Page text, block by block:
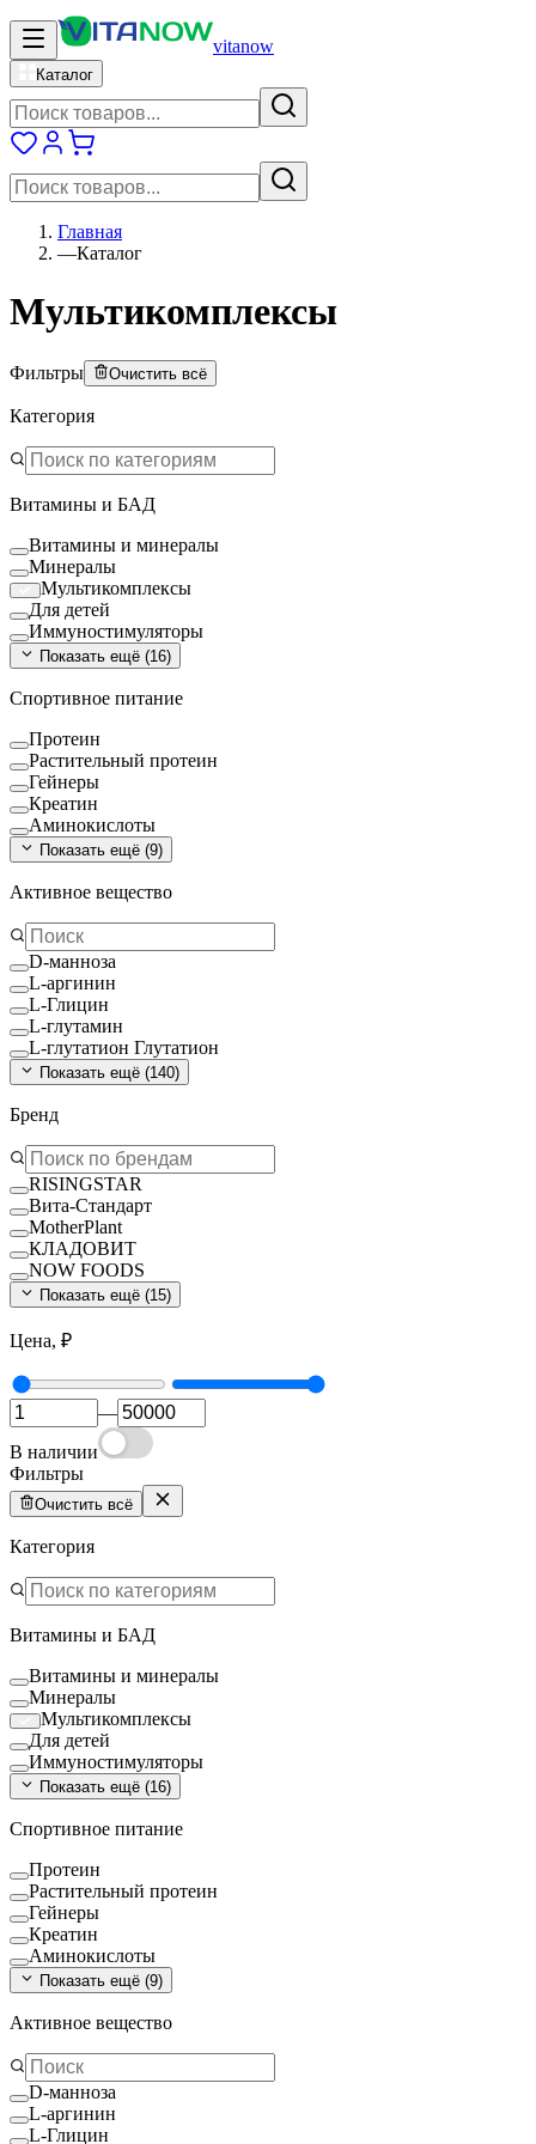
vitanow
Каталог
Главная
—Каталог
Мультикомплексы
Фильтры Очистить всё
Категория
Витамины и БАД
Витамины и минералы
Минералы
Мультикомплексы
Для детей
Иммуностимуляторы
Показать ещё (16)
Спортивное питание
Протеин
Растительный протеин
Гейнеры
Креатин
Аминокислоты
Показать ещё (9)
Активное вещество
D-манноза
L-аргинин
L-Глицин
L-глутамин
L-глутатион Глутатион
Показать ещё (140)
Бренд
RISINGSTAR
Вита-Стандарт
MotherPlant
КЛАДОВИТ
NOW FOODS
Показать ещё (15)
Цена, ₽
—
В наличии
Фильтры
Очистить всё
Категория
Витамины и БАД
Витамины и минералы
Минералы
Мультикомплексы
Для детей
Иммуностимуляторы
Показать ещё (16)
Спортивное питание
Протеин
Растительный протеин
Гейнеры
Креатин
Аминокислоты
Показать ещё (9)
Активное вещество
D-манноза
L-аргинин
L-Глицин